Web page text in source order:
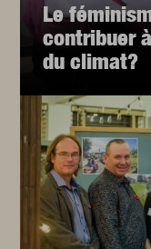
Le
contribuer
du climat?